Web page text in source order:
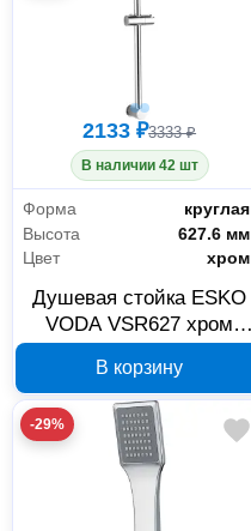
2133 ₽3333 ₽
В наличии 42 шт
Форма
круглая
Высота
627.6 мм
Цвет
хром
Душевая стойка ESKO
VODA VSR627 хром
В корзину
-29%